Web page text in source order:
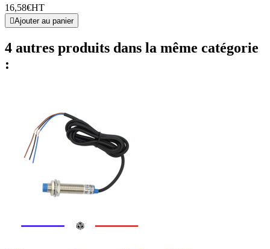
16,58€HT
Ajouter au panier
4 autres produits dans la même catégorie
: